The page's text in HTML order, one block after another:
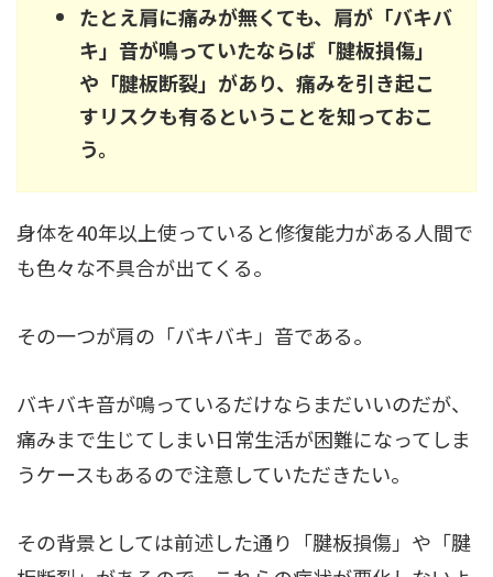
たとえ肩に痛みが無くても、肩が「バキバ
キ」音が鳴っていたならば「腱板損傷」
や「腱板断裂」があり、痛みを引き起こ
すリスクも有るということを知っておこ
う。
身体を40年以上使っていると修復能力がある人間で
も色々な不具合が出てくる。
その一つが肩の「バキバキ」音である。
バキバキ音が鳴っているだけならまだいいのだが、
痛みまで生じてしまい日常生活が困難になってしま
うケースもあるので注意していただきたい。
その背景としては前述した通り「腱板損傷」や「腱